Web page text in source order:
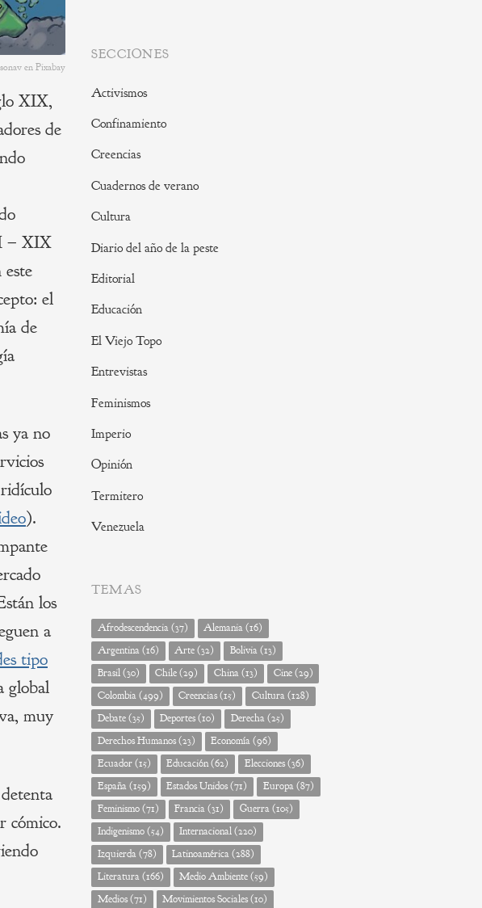
en Pixabay
XIX,
de
– XIX
el
de
ya no
).
los
a
tipo
global
muy
cómico.
SECCIONES
Activismos
Confinamiento
Creencias
Cuadernos de verano
Cultura
Diario del año de la peste
Editorial
Educación
El Viejo Topo
Entrevistas
Feminismos
Imperio
Opinión
Termitero
Venezuela
TEMAS
Afrodescendencia(37) Alemania(16)
Argentina(16) Arte(32) Bolivia(13)
Brasil(30) Chile(29) China(13) Cine(29)
Colombia(499) Creencias(15) Cultura(128)
Debate(35) Deportes(10) Derecha(25)
Derechos Humanos(23) Economía(96)
Ecuador(15) Educación(62) Elecciones(36)
España(159) Estados Unidos(71) Europa(87)
Feminismo(71) Francia(31) Guerra(105)
Indigenismo(54) Internacional(220)
Izquierda(78) Latinoamérica(288)
Literatura(166) Medio Ambiente(59)
Medios(71) Movimientos Sociales(10)